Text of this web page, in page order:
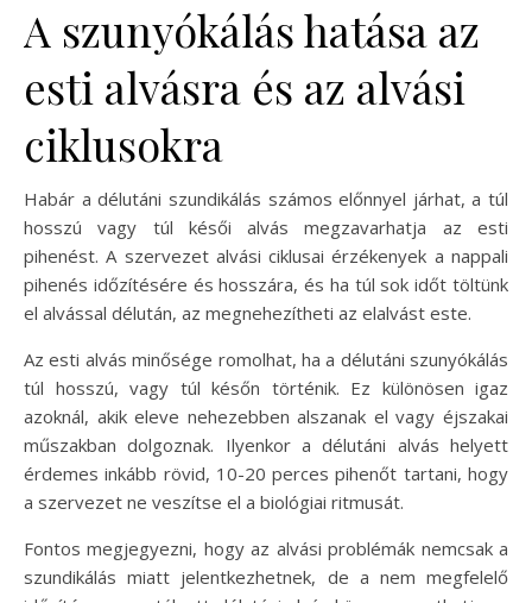
A szunyókálás hatása az
esti alvásra és az alvási
ciklusokra
Habár a délutáni szundikálás számos előnnyel járhat, a túl
hosszú vagy túl késői alvás megzavarhatja az esti
pihenést. A szervezet alvási ciklusai érzékenyek a nappali
pihenés időzítésére és hosszára, és ha túl sok időt töltünk
el alvással délután, az megnehezítheti az elalvást este.
Az esti alvás minősége romolhat, ha a délutáni szunyókálás
túl hosszú, vagy túl későn történik. Ez különösen igaz
azoknál, akik eleve nehezebben alszanak el vagy éjszakai
műszakban dolgoznak. Ilyenkor a délutáni alvás helyett
érdemes inkább rövid, 10-20 perces pihenőt tartani, hogy
a szervezet ne veszítse el a biológiai ritmusát.
Fontos megjegyezni, hogy az alvási problémák nemcsak a
szundikálás miatt jelentkezhetnek, de a nem megfelelő